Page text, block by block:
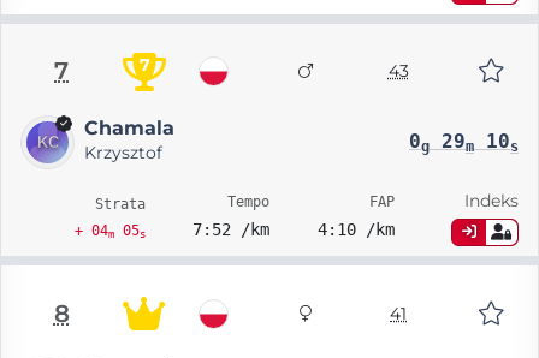
7 7 43
Chamala
Krzysztof 0g29m10s
Strata
+ 04m05s
Tempo
7:52 /km
FAP
4:10 /km
Indeks
8 41